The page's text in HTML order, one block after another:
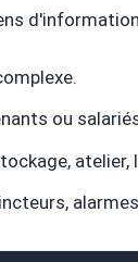
ou
atelier,